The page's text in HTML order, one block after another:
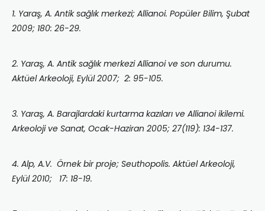
1. Yaraş, A. Antik sağlık merkezi; Allianoi. Popüler Bilim, Şubat
2009; 180: 26-29.
2. Yaraş, A. Antik sağlık merkezi Allianoi ve son durumu.
Aktüel Arkeoloji, Eylül 2007; 2: 95-105.
3. Yaraş, A. Barajlardaki kurtarma kazıları ve Allianoi ikilemi.
Arkeoloji ve Sanat, Ocak-Haziran 2005; 27(119): 134-137.
4. Alp, A.V. Örnek bir proje; Seuthopolis. Aktüel Arkeoloji,
Eylül 2010; 17: 18-19.